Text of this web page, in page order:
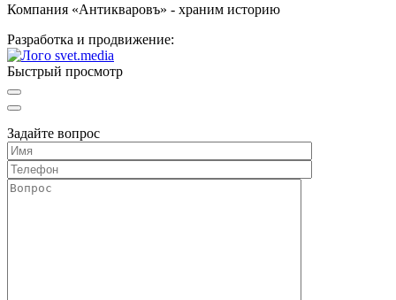
Компания «Антикваровъ» - храним историю
Разработка и продвижение:
Быстрый просмотр
Задайте вопрос